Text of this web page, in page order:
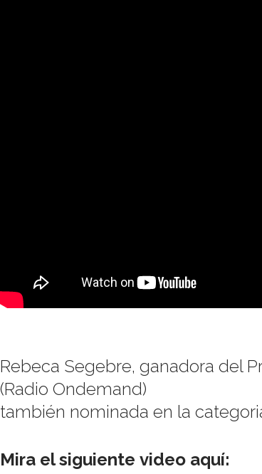
Rebeca Segebre, ganadora del
(Radio Ondemand)
también nominada en la
Mira el siguiente video aquí: